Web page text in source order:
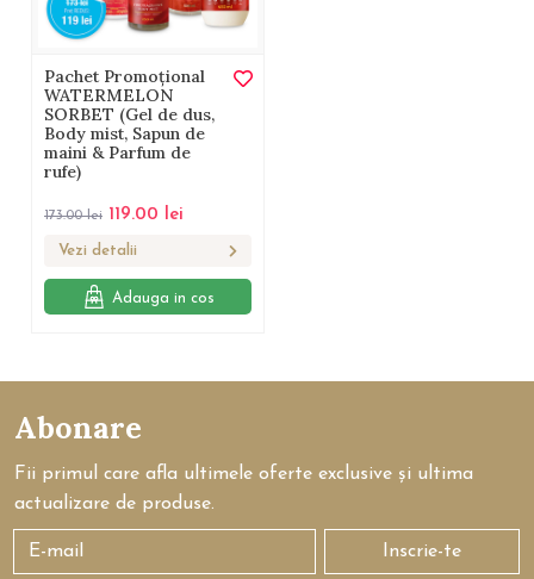
Pachet Promoțional
WATERMELON
SORBET (Gel de dus,
Body mist, Sapun de
maini & Parfum de
rufe)
173.00 lei 119.00 lei
Vezi detalii
Adauga in cos
Abonare
Fii primul care afla ultimele oferte exclusive și ultima
actualizare de produse.
Inscrie-te